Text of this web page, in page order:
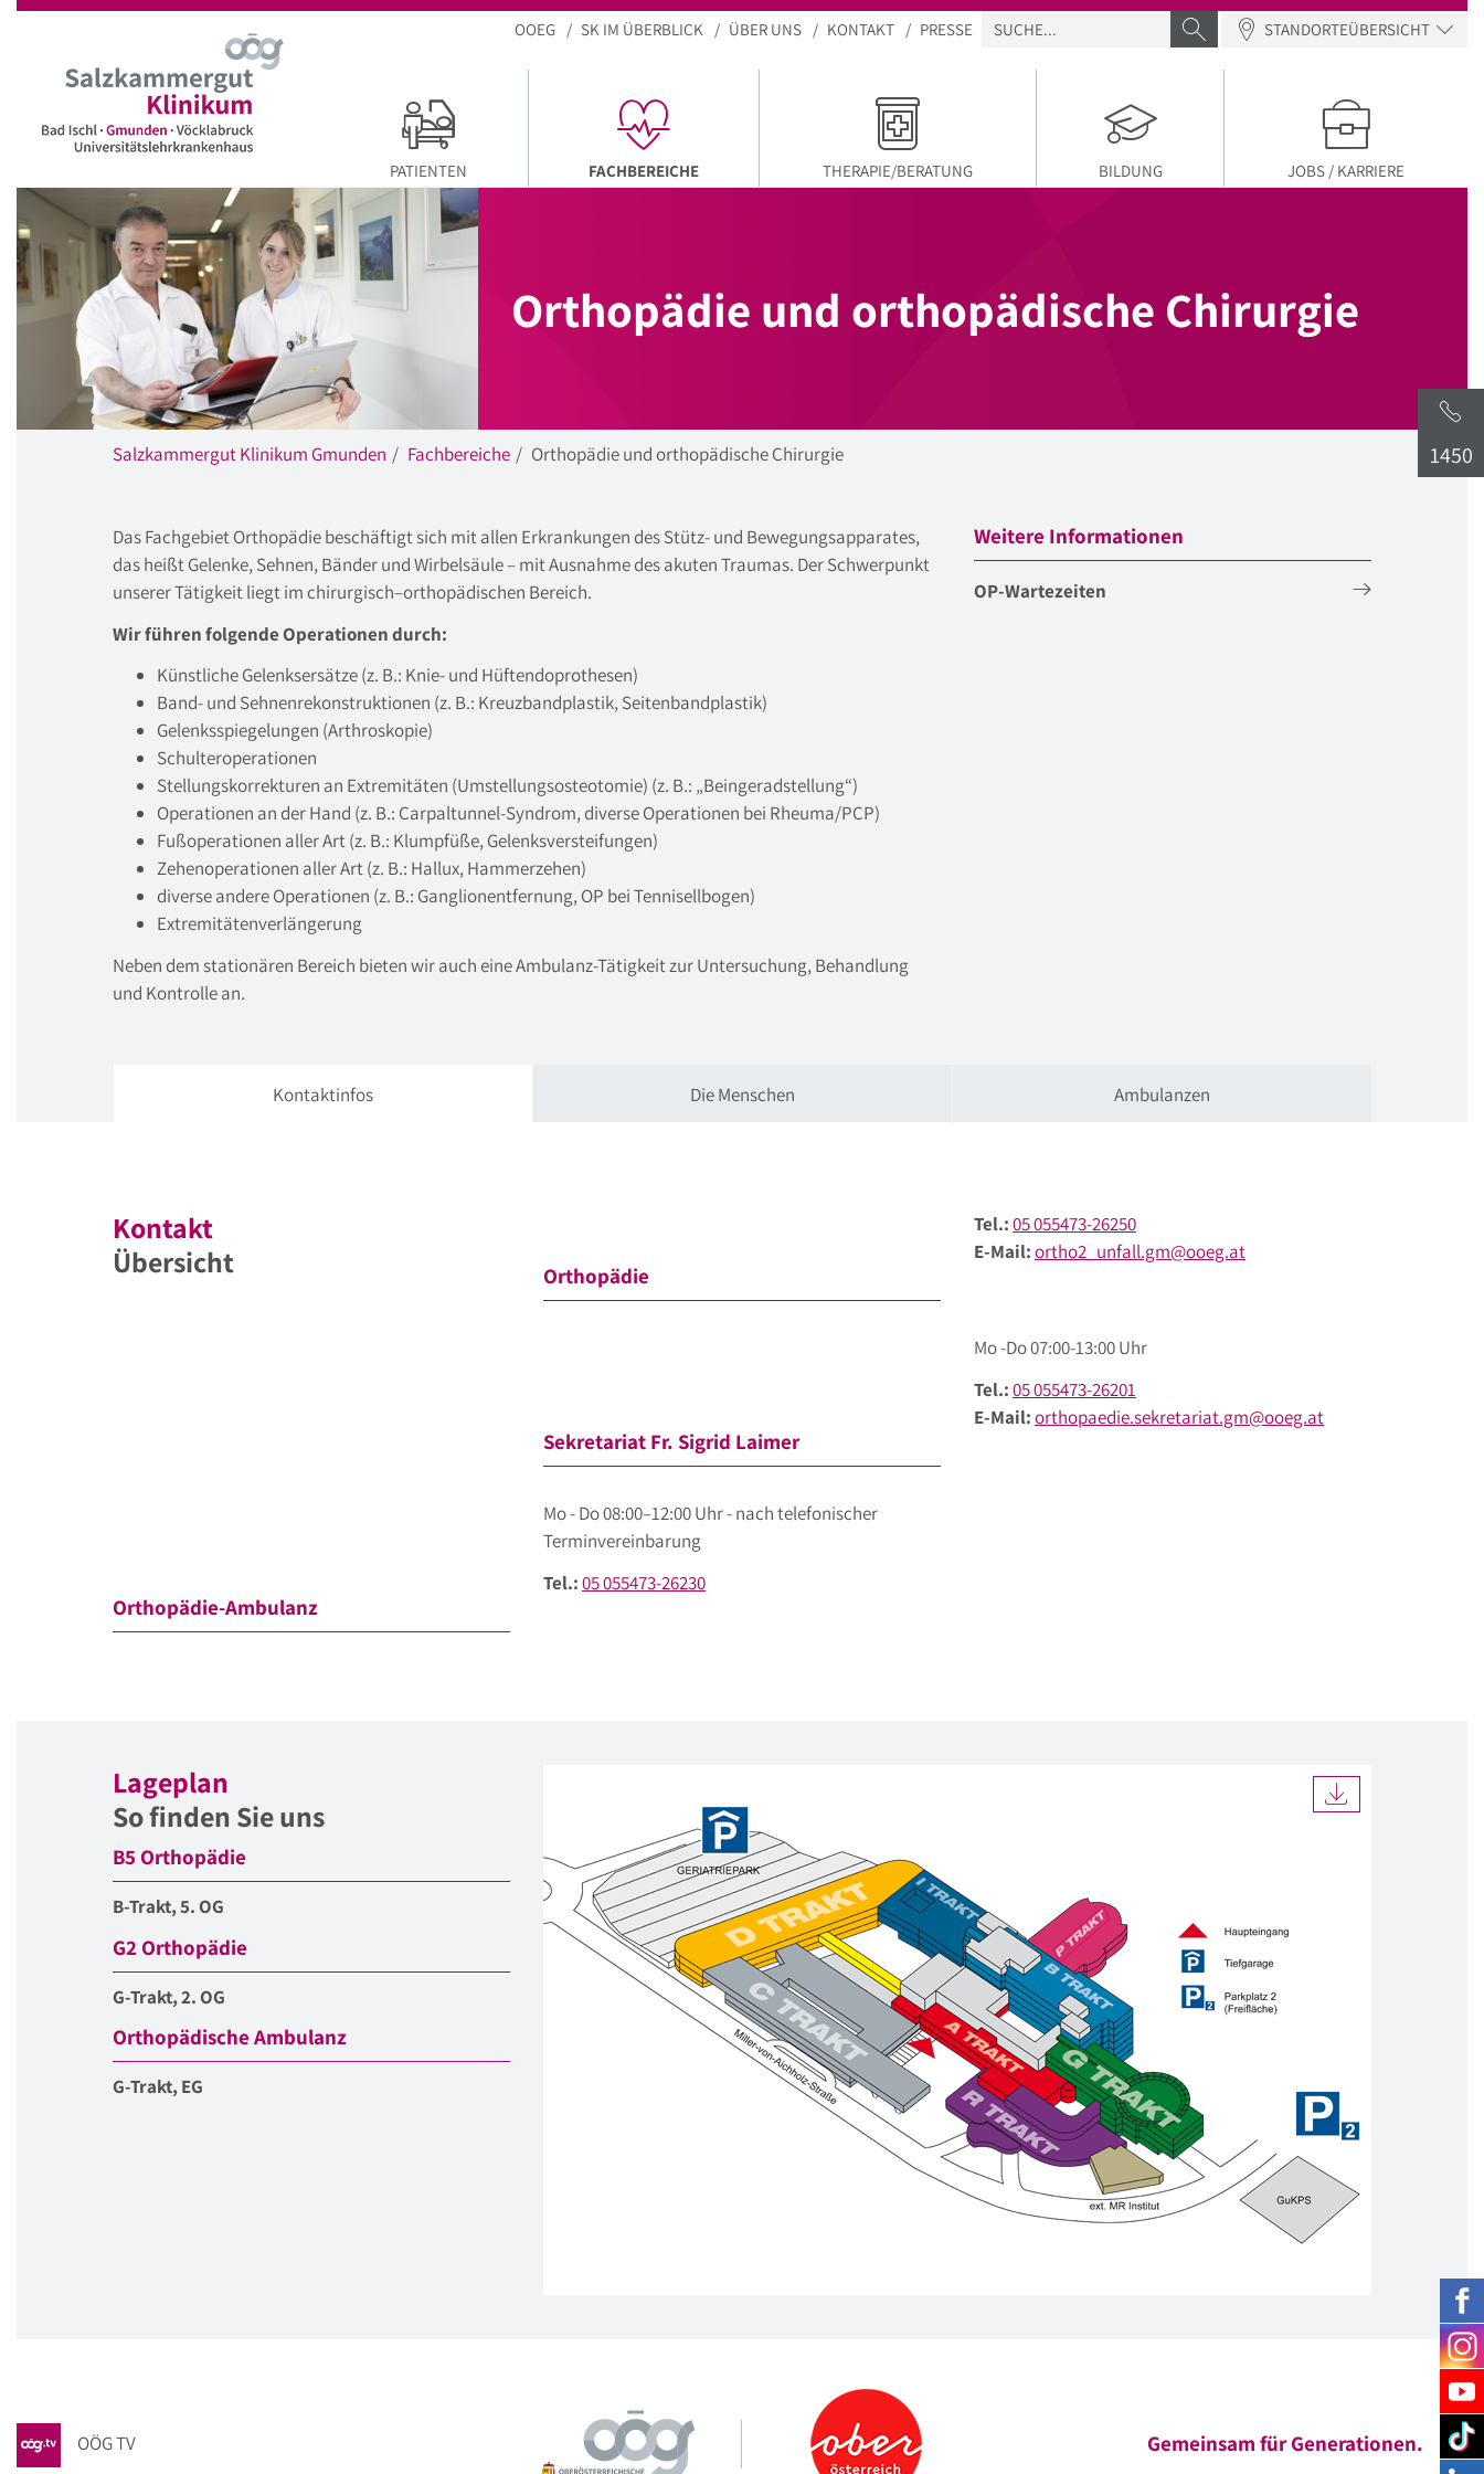
1450
OOEG SK IM ÜBERBLICK ÜBER UNS KONTAKT PRESSE SUCHE SUCHE ABSENDEN
STANDORTEÜBERSICHT
PATIENTEN FACHBEREICHEAKTUELLER MENÜPUNKTTHERAPIE/BERATUNG BILDUNG JOBS / KARRIERE
Orthopädie und orthopädische Chirurgie
Salzkammergut Klinikum Gmunden Fachbereiche Orthopädie und orthopädische Chirurgie
Das Fachgebiet Orthopädie beschäftigt sich mit allen Erkrankungen des Stütz- und Bewegungsapparates,
das heißt Gelenke, Sehnen, Bänder und Wirbelsäule – mit Ausnahme des akuten Traumas. Der Schwerpunkt
unserer Tätigkeit liegt im chirurgisch–orthopädischen Bereich.
Wir führen folgende Operationen durch:
Künstliche Gelenksersätze (z. B.: Knie- und Hüftendoprothesen)
Band- und Sehnenrekonstruktionen (z. B.: Kreuzbandplastik, Seitenbandplastik)
Gelenksspiegelungen (Arthroskopie)
Schulteroperationen
Stellungskorrekturen an Extremitäten (Umstellungsosteotomie) (z. B.: „Beingeradstellung“)
Operationen an der Hand (z. B.: Carpaltunnel-Syndrom, diverse Operationen bei Rheuma/PCP)
Fußoperationen aller Art (z. B.: Klumpfüße, Gelenksversteifungen)
Zehenoperationen aller Art (z. B.: Hallux, Hammerzehen)
diverse andere Operationen (z. B.: Ganglionentfernung, OP bei Tennisellbogen)
Extremitätenverlängerung
Neben dem stationären Bereich bieten wir auch eine Ambulanz-Tätigkeit zur Untersuchung, Behandlung
und Kontrolle an.
Weitere Informationen
OP-Wartezeiten
Kontaktinfos Die Menschen Ambulanzen
Kontakt
Übersicht
Orthopädie
Tel.:05 055473-26250
E-Mail:ortho2_unfall.gm@ooeg.at
Sekretariat Fr. Sigrid Laimer
Mo -Do 07:00-13:00 Uhr
Tel.:05 055473-26201
E-Mail:orthopaedie.sekretariat.gm@ooeg.at
Orthopädie-Ambulanz
Mo - Do 08:00–12:00 Uhr - nach telefonischer
Terminvereinbarung
Tel.:05 055473-26230
Lageplan
So finden Sie uns
B5 Orthopädie
B-Trakt, 5. OG
G2 Orthopädie
G-Trakt, 2. OG
Orthopädische Ambulanz
G-Trakt, EG
OÖG TV Gemeinsam für Generationen.